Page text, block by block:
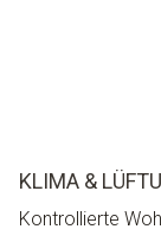
KLIMA &
Kontrollierte